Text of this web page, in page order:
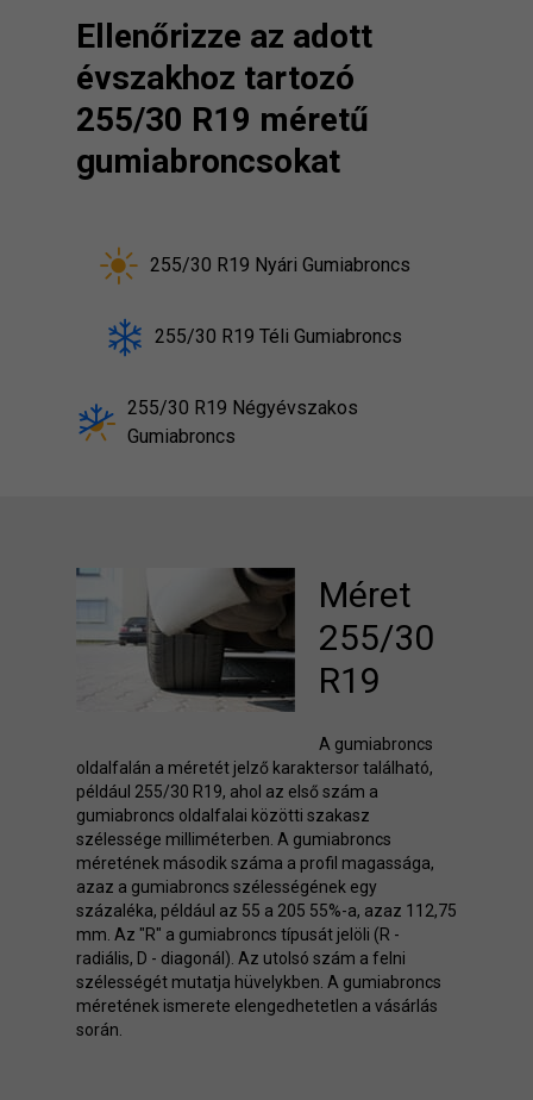
Ellenőrizze az adott
évszakhoz tartozó
255/30 R19 méretű
gumiabroncsokat
255/30 R19 Nyári Gumiabroncs
255/30 R19 Téli Gumiabroncs
255/30 R19 Négyévszakos
Gumiabroncs
Méret
255/30
R19
A gumiabroncs
oldalfalán a méretét jelző karaktersor található,
például 255/30 R19, ahol az első szám a
gumiabroncs oldalfalai közötti szakasz
szélessége milliméterben. A gumiabroncs
méretének második száma a profil magassága,
azaz a gumiabroncs szélességének egy
százaléka, például az 55 a 205 55%-a, azaz 112,75
mm. Az "R" a gumiabroncs típusát jelöli (R -
radiális, D - diagonál). Az utolsó szám a felni
szélességét mutatja hüvelykben. A gumiabroncs
méretének ismerete elengedhetetlen a vásárlás
során.